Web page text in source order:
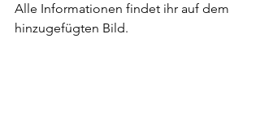
Alle Informationen findet ihr auf dem
hinzugefügten Bild.